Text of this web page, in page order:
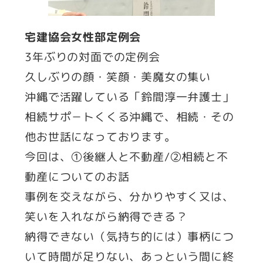
宅建協会女性部定例会
3年ぶりの対面での定例会
久しぶりの顔・笑顔・美魔女の集い
沖縄で活躍している「鈴間淳一弁護士」
相続サポ－トくくる沖縄で、相続・その
他お世話になっております。
今回は、①後継人と不動産/②相続と不
動産についてのお話
事例を交えながら、分かりやすく又は、
笑いを入れながら納得できる？
納得できない（気持ち的には）事柄につ
いて時間が足りない、あっという間に終